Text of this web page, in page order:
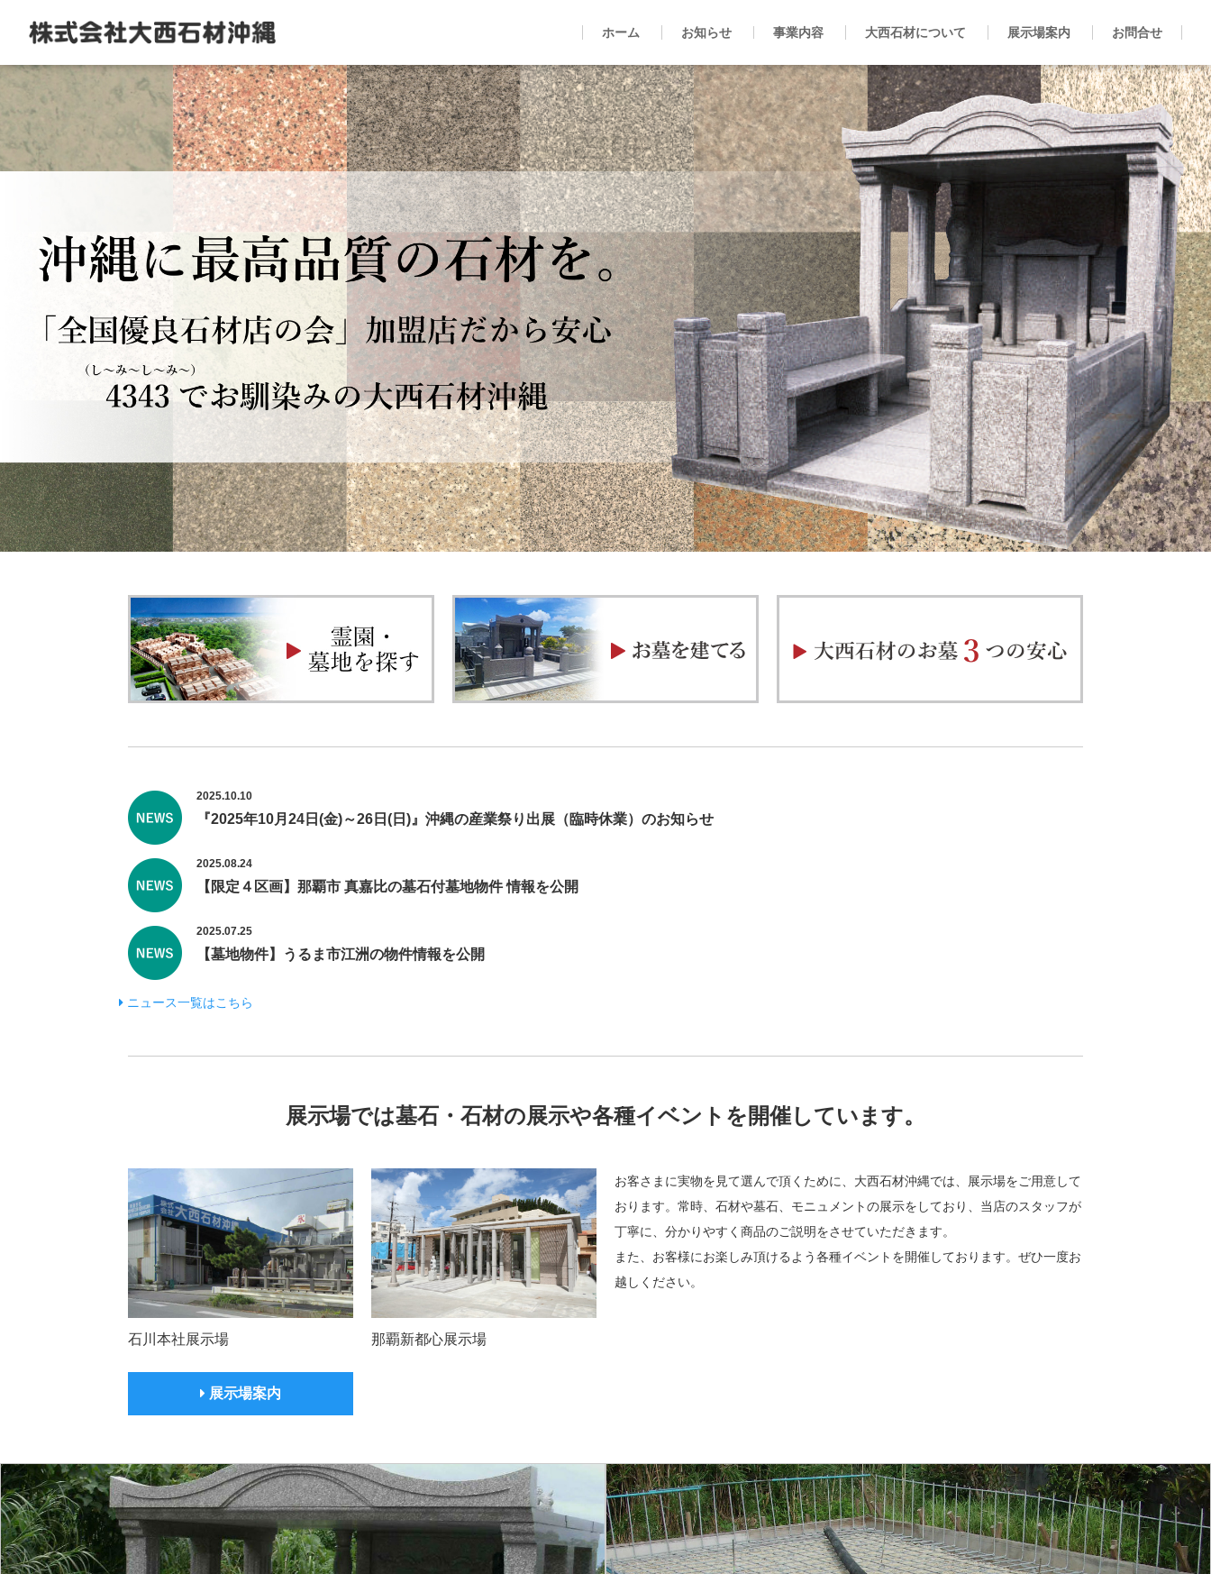
ホーム お知らせ 事業内容 大西石材について 展示場案内 お問合せ
2025.10.10
『2025年10月24日(金)～26日(日)』沖縄の産業祭り出展（臨時休業）のお知らせ
2025.08.24
【限定４区画】那覇市 真嘉比の墓石付墓地物件 情報を公開
2025.07.25
【墓地物件】うるま市江洲の物件情報を公開
ニュース一覧はこちら
展示場では墓石・石材の展示や各種イベントを開催しています。
石川本社展示場 那覇新都心展示場
お客さまに実物を見て選んで頂くために、大西石材沖縄では、展示場をご用意して
おります。常時、石材や墓石、モニュメントの展示をしており、当店のスタッフが
丁寧に、分かりやすく商品のご説明をさせていただきます。
また、お客様にお楽しみ頂けるよう各種イベントを開催しております。ぜひ一度お
越しください。
展示場案内